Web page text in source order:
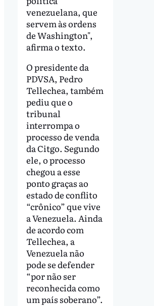
venezuelana, que
servem às ordens
de Washington",
afirma o texto.
O presidente da
PDVSA, Pedro
Tellechea, também
pediu que o
tribunal
interrompa o
processo de venda
da Citgo. Segundo
ele, o processo
chegou a esse
ponto graças ao
estado de conflito
“crônico” que vive
a Venezuela. Ainda
de acordo com
Tellechea, a
Venezuela não
pode se defender
“por não ser
reconhecida como
um país soberano”.